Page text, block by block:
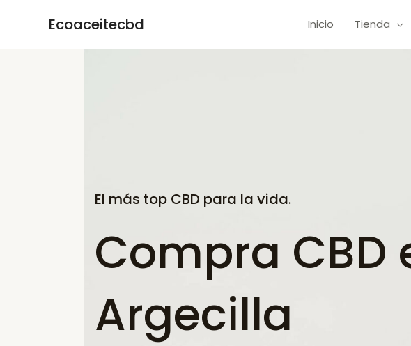
contenido
Ecoaceitecbd Inicio Tienda
El más top CBD para la vida.
Compra CBD
Argecilla